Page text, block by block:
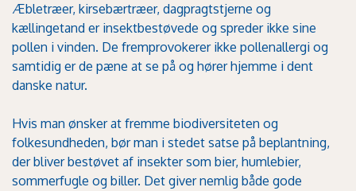
Æbletræer, kirsebærtræer, dagpragtstjerne og
kællingetand er insektbestøvede og spreder ikke sine
pollen i vinden. De fremprovokerer ikke pollenallergi og
samtidig er de pæne at se på og hører hjemme i dent
danske natur.
Hvis man ønsker at fremme biodiversiteten og
folkesundheden, bør man i stedet satse på beplantning,
der bliver bestøvet af insekter som bier, humlebier,
sommerfugle og biller. Det giver nemlig både gode